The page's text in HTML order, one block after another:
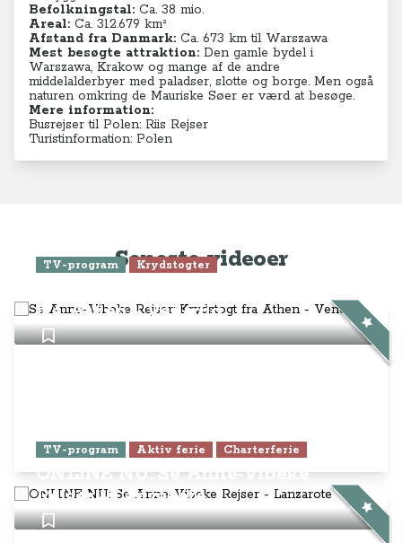
Befolkningstal: Ca. 38 mio.
Areal: Ca. 312.679 km²
Afstand fra Danmark: Ca. 673 km til Warszawa
Mest besøgte attraktion: Den gamle bydel i
Warszawa, Krakow og mange af de andre
middelalderbyer med paladser, slotte og borge. Men også
naturen omkring de Mauriske Søer er værd at besøge.
Mere information:
Busrejser til Polen: Riis Rejser
Turistinformation: Polen
Seneste videoer
TV-program Krydstogter
fra Athen - Venedig
TV-program Aktiv ferie Charterferie
ONLINE NU: Se Anne-Vibeke
Rejser - Lanzarote